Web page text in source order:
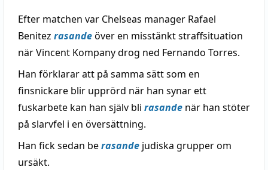
Efter matchen var Chelseas manager Rafael
Benitez rasandeöver en misstänkt straffsituation
när Vincent Kompany drog ned Fernando Torres.
Han förklarar att på samma sätt som en
finsnickare blir upprörd när han synar ett
fuskarbete kan han själv bli rasande när han stöter
på slarvfel i en översättning.
Han fick sedan berasande judiska grupper om
ursäkt.